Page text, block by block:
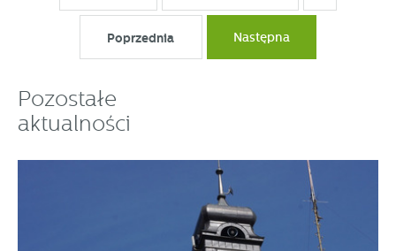
Poprzednia Następna
Pozostałe
aktualności